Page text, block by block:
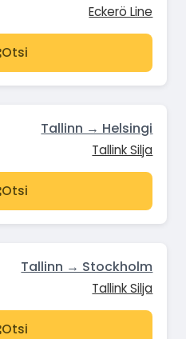
Eckerö Line
Otsi
Tallinn → Helsingi
Tallink Silja
Otsi
Tallinn → Stockholm
Tallink Silja
Otsi